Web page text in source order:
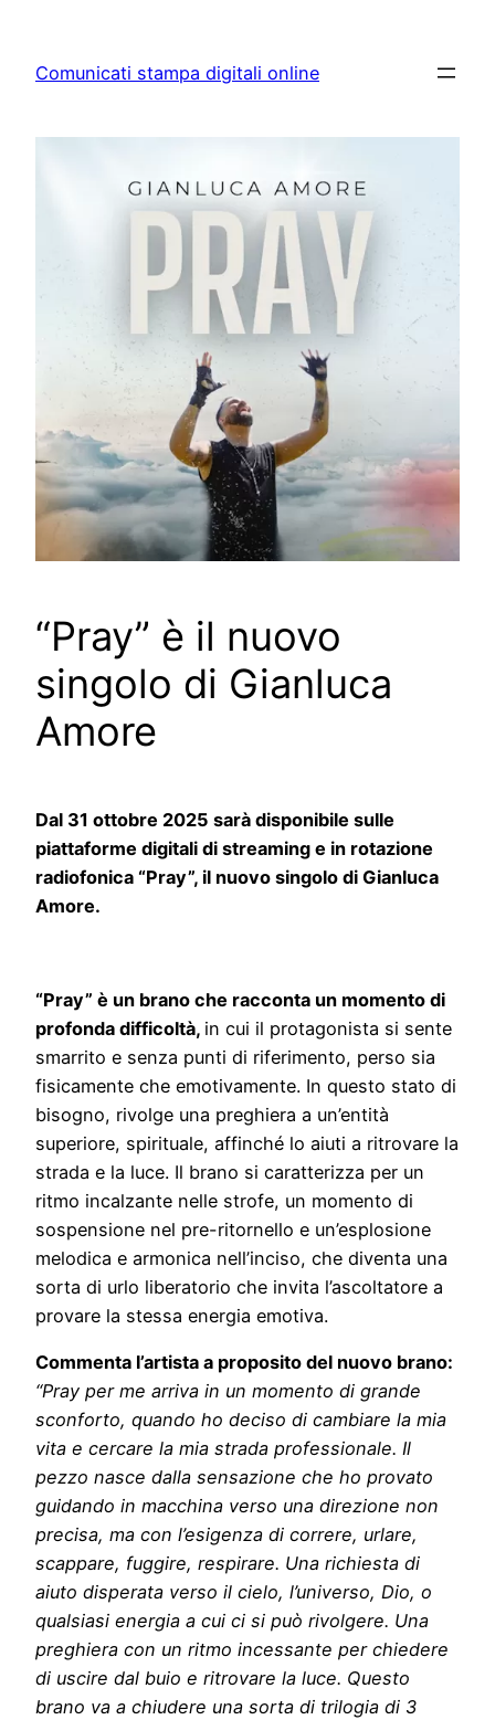
content
Comunicati stampa digitali online
“Pray” è il nuovo
singolo di Gianluca
Amore
Dal 31 ottobre 2025 sarà disponibile sulle
piattaforme digitali di streaming e in rotazione
radiofonica “Pray”, il nuovo singolo di Gianluca
Amore.
“Pray” è un brano che racconta un momento di
profonda difficoltà, in cui il protagonista si sente
smarrito e senza punti di riferimento, perso sia
fisicamente che emotivamente. In questo stato di
bisogno, rivolge una preghiera a un’entità
superiore, spirituale, affinché lo aiuti a ritrovare la
strada e la luce. Il brano si caratterizza per un
ritmo incalzante nelle strofe, un momento di
sospensione nel pre-ritornello e un’esplosione
melodica e armonica nell’inciso, che diventa una
sorta di urlo liberatorio che invita l’ascoltatore a
provare la stessa energia emotiva.
Commenta l’artista a proposito del nuovo brano:
“Pray per me arriva in un momento di grande
sconforto, quando ho deciso di cambiare la mia
vita e cercare la mia strada professionale. Il
pezzo nasce dalla sensazione che ho provato
guidando in macchina verso una direzione non
precisa, ma con l’esigenza di correre, urlare,
scappare, fuggire, respirare. Una richiesta di
aiuto disperata verso il cielo, l’universo, Dio, o
qualsiasi energia a cui ci si può rivolgere. Una
preghiera con un ritmo incessante per chiedere
di uscire dal buio e ritrovare la luce. Questo
brano va a chiudere una sorta di trilogia di 3